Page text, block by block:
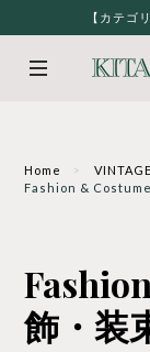
【カテゴ
Home
Fashion & Costume
飾・装